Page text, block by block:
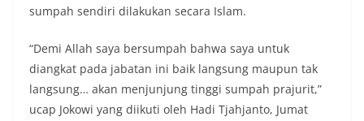
sumpah sendiri dilakukan secara Islam.
“Demi Allah saya bersumpah bahwa saya untuk
diangkat pada jabatan ini baik langsung maupun tak
langsung… akan menjunjung tinggi sumpah prajurit,”
ucap Jokowi yang diikuti oleh Hadi Tjahjanto, Jumat